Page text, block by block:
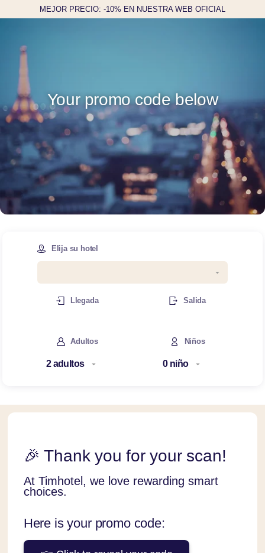
MEJOR PRECIO: -10% EN NUESTRA WEB OFICIAL
Your promo code below
Elija su hotel
Llegada Salida
Adultos Niños
🎉 Thank you for your scan!
At Timhotel, we love rewarding smart
choices.
Here is your promo code: